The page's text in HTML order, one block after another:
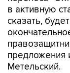
в активную
сказать,
предложения
Метельский.